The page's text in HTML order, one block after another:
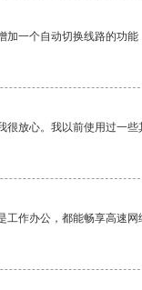
一个自动切换线路的功
放心。我以前使用过一
作办公，都能畅享高速网